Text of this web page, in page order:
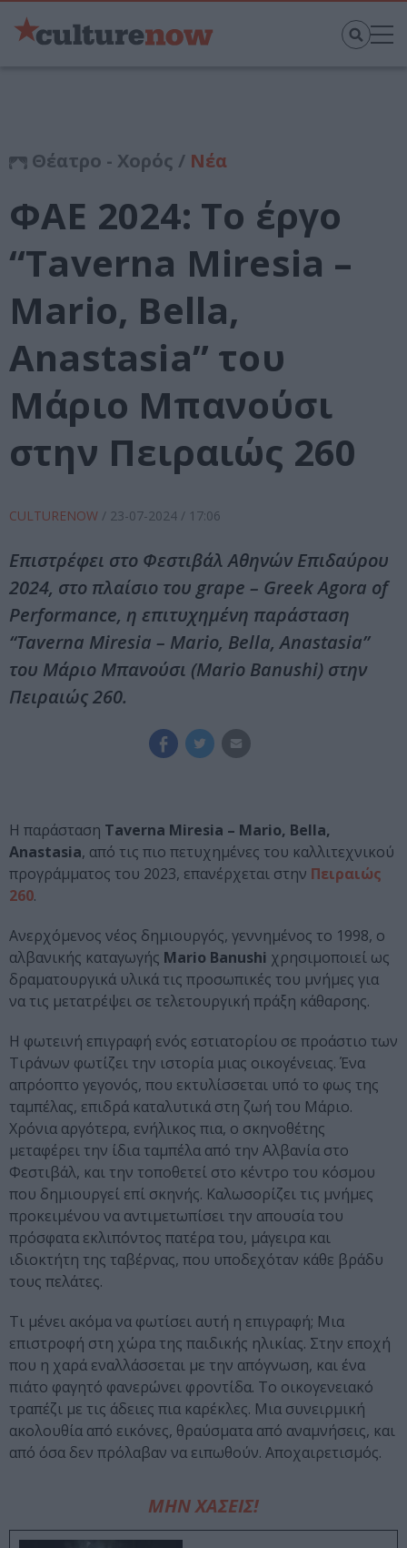
Θέατρο - Χορός / Νέα
ΦΑΕ 2024: Το έργο
“Taverna Miresia –
Mario, Bella,
Anastasia” του
Μάριο Μπανούσι
στην Πειραιώς 260
CULTURENOW / 23-07-2024 / 17:06
Επιστρέφει στο Φεστιβάλ Αθηνών Επιδαύρου
2024, στο πλαίσιο του grape – Greek Agora of
Performance, η επιτυχημένη παράσταση
“Taverna Miresia – Mario, Bella, Anastasia”
του Μάριο Μπανούσι (Mario Banushi) στην
Πειραιώς 260.
Η παράσταση Taverna Miresia – Mario, Bella,
Anastasia, από τις πιο πετυχημένες του καλλιτεχνικού
προγράμματος του 2023, επανέρχεται στην Πειραιώς
260.
Ανερχόμενος νέος δημιουργός, γεννημένος το 1998, ο
αλβανικής καταγωγής Mario Banushi χρησιμοποιεί ως
δραματουργικά υλικά τις προσωπικές του μνήμες για
να τις μετατρέψει σε τελετουργική πράξη κάθαρσης.
Η φωτεινή επιγραφή ενός εστιατορίου σε προάστιο των
Τιράνων φωτίζει την ιστορία μιας οικογένειας. Ένα
απρόοπτο γεγονός, που εκτυλίσσεται υπό το φως της
ταμπέλας, επιδρά καταλυτικά στη ζωή του Μάριο.
Χρόνια αργότερα, ενήλικος πια, ο σκηνοθέτης
μεταφέρει την ίδια ταμπέλα από την Αλβανία στο
Φεστιβάλ, και την τοποθετεί στο κέντρο του κόσμου
που δημιουργεί επί σκηνής. Καλωσορίζει τις μνήμες
προκειμένου να αντιμετωπίσει την απουσία του
πρόσφατα εκλιπόντος πατέρα του, μάγειρα και
ιδιοκτήτη της ταβέρνας, που υποδεχόταν κάθε βράδυ
τους πελάτες.
Τι μένει ακόμα να φωτίσει αυτή η επιγραφή; Μια
επιστροφή στη χώρα της παιδικής ηλικίας. Στην εποχή
που η χαρά εναλλάσσεται με την απόγνωση, και ένα
πιάτο φαγητό φανερώνει φροντίδα. Το οικογενειακό
τραπέζι με τις άδειες πια καρέκλες. Μια συνειρμική
ακολουθία από εικόνες, θραύσματα από αναμνήσεις, και
από όσα δεν πρόλαβαν να ειπωθούν. Αποχαιρετισμός.
ΜΗΝ ΧΑΣΕΙΣ!